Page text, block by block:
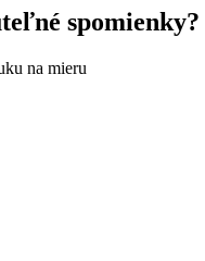
spomienky?
na mieru